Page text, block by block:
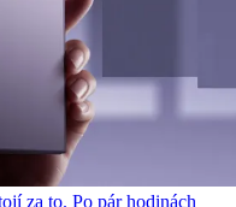
za to. Po pár hodinách